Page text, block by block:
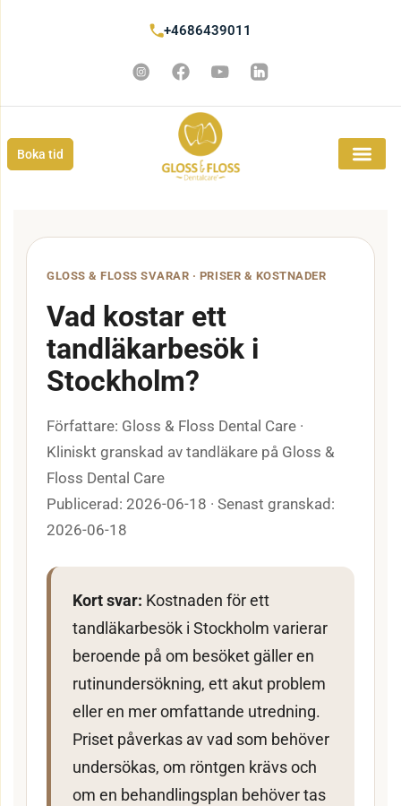
+4686439011
Boka tid
GLOSS & FLOSS SVARAR · PRISER & KOSTNADER
Vad kostar ett
tandläkarbesök i
Stockholm?
Författare: Gloss & Floss Dental Care ·
Kliniskt granskad av tandläkare på Gloss &
Floss Dental Care
Publicerad: 2026-06-18 · Senast granskad:
2026-06-18
Kort svar: Kostnaden för ett
tandläkarbesök i Stockholm varierar
beroende på om besöket gäller en
rutinundersökning, ett akut problem
eller en mer omfattande utredning.
Priset påverkas av vad som behöver
undersökas, om röntgen krävs och
om en behandlingsplan behöver tas